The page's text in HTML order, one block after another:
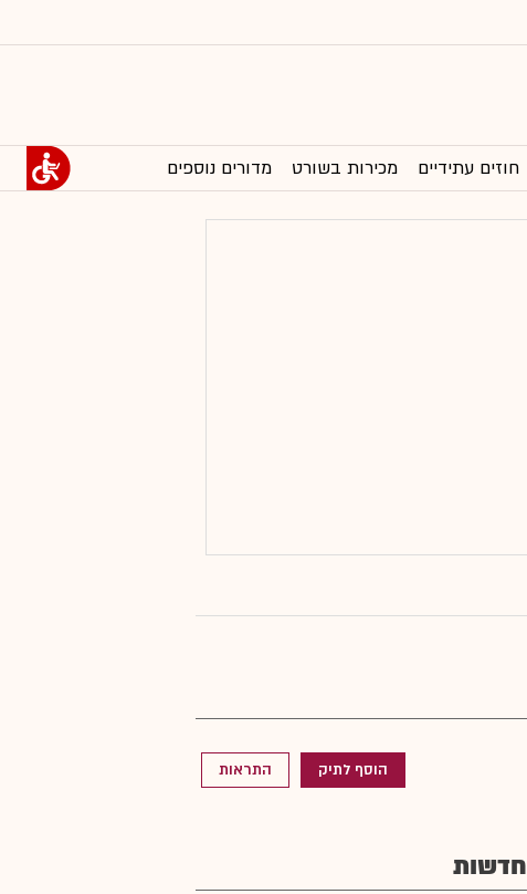
חוזים עתידיים מכירות בשורט מדורים נוספים
הוסף לתיק התראות
חדשות